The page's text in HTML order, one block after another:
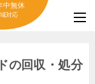
中無休
対応
の回収・処分